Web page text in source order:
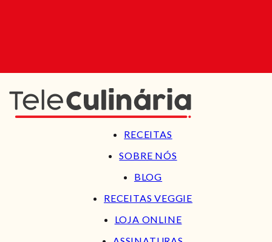
RECEITAS
SOBRE NÓS
BLOG
RECEITAS VEGGIE
LOJA ONLINE